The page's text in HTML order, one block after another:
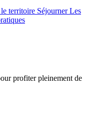
territoire SéjournerLes
profiter pleinement de